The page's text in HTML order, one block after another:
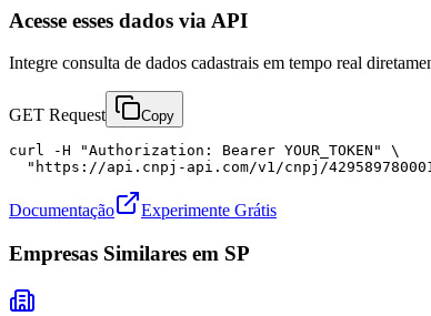
Acesse esses dados via API
Integre consulta de dados cadastrais em tempo real
GET Request Copy
curl -H "Authorization: Bearer YOUR_TOKEN" \
"https://api.cnpj-api.com/v1/cnpj/
Documentação Experimente Grátis
Empresas Similares em SP